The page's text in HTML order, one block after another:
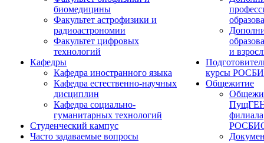
биомедицины
Факультет астрофизики и
радиоастрономии
Факультет цифровых
технологий
Кафедры
Кафедра иностранного языка
Кафедра естественно-научных
дисциплин
Кафедра социально-
гуманитарных технологий
Студенческий кампус
Часто задаваемые вопросы
и
курсы
Общежитие
филиала